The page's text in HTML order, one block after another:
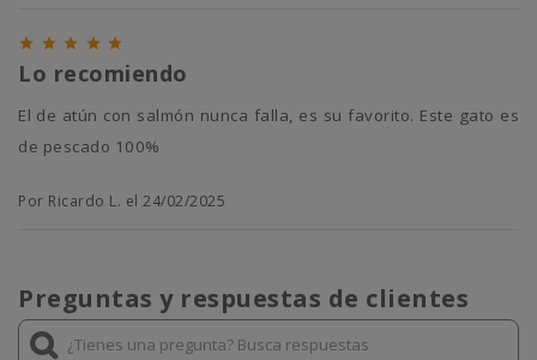
    
Lo recomiendo
El de atún con salmón nunca falla, es su favorito. Este gato es
de pescado 100%
Por Ricardo L. el 24/02/2025
Preguntas y respuestas de clientes